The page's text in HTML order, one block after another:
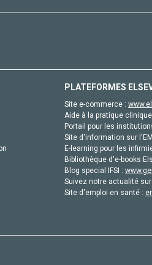
PLATEFORMES
Site e-commerce :
Aide à la pratique
Portail pour les
Site d'information sur
E-learning pour les
Bibliothèque d'e-books
Blog special IFSI :
Suivez notre actualité
Site d'emploi en santé :